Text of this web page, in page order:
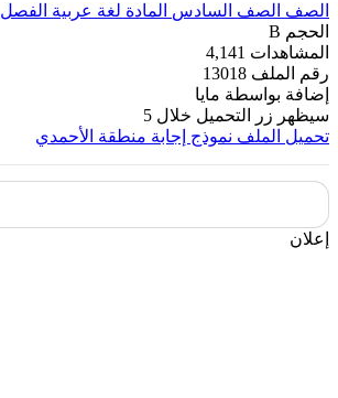
الصف الصف السادس المادة لغة عربية الفصل
الحجم B
المشاهدات 4,141
رقم الملف 13018
إضافة بواسطة مايا
سيظهر زر التحميل خلال 5
تحميل الملف نموذج إجابة منطقة الأحمدي
إعلان